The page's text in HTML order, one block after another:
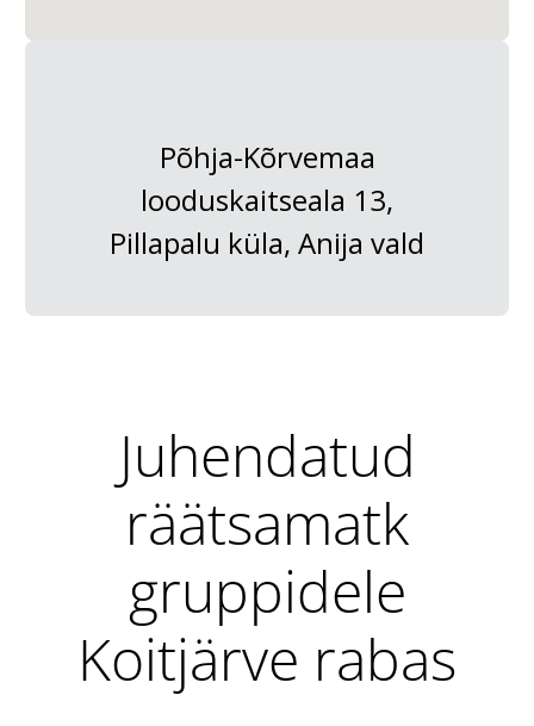
Põhja-Kõrvemaa
looduskaitseala 13,
Pillapalu küla, Anija vald
Juhendatud
räätsamatk
gruppidele
Koitjärve rabas